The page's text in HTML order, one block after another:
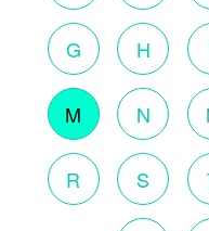
G H
M N
R S